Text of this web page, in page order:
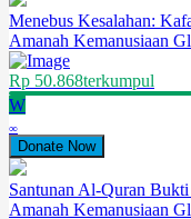
Menebus Kesalahan:
Amanah Kemanusiaan
Rp 50.868terkumpul
W
∞
Donate Now
Santunan Al-Quran
Amanah Kemanusiaan